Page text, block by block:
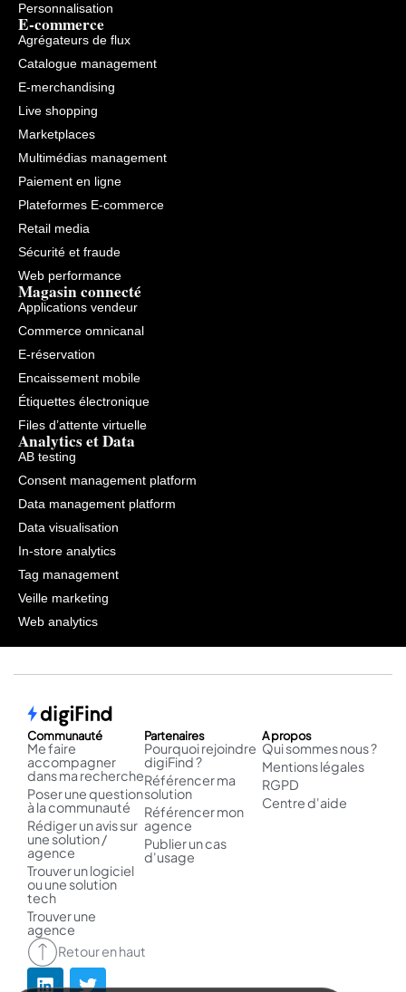
Personnalisation
E-commerce
Agrégateurs de flux
Catalogue management
E-merchandising
Live shopping
Marketplaces
Multimédias management
Paiement en ligne
Plateformes E-commerce
Retail media
Sécurité et fraude
Web performance
Magasin connecté
Applications vendeur
Commerce omnicanal
E-réservation
Encaissement mobile
Étiquettes électronique
Files d’attente virtuelle
Analytics et Data
AB testing
Consent management platform
Data management platform
Data visualisation
In-store analytics
Tag management
Veille marketing
Web analytics
Communauté
Me faire
accompagner
dans ma recherche
Poser une question
à la communauté
Rédiger un avis sur
une solution /
agence
Trouver un logiciel
ou une solution
tech
Trouver une
agence
Partenaires
Pourquoi rejoindre
digiFind ?
Référencer ma
solution
Référencer mon
agence
Publier un cas
d'usage
A propos
Qui sommes nous ?
Mentions légales
RGPD
Centre d'aide
Retour en haut